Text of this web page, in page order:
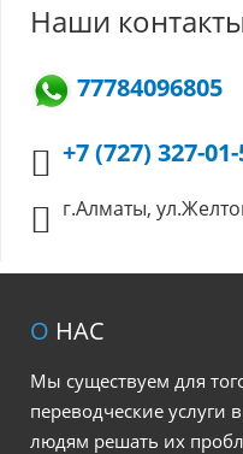
Наши
77784096805
+7 (727) 327-
г.Алматы,
О НАС
Мы существуем для
переводческие услуги
людям решать их